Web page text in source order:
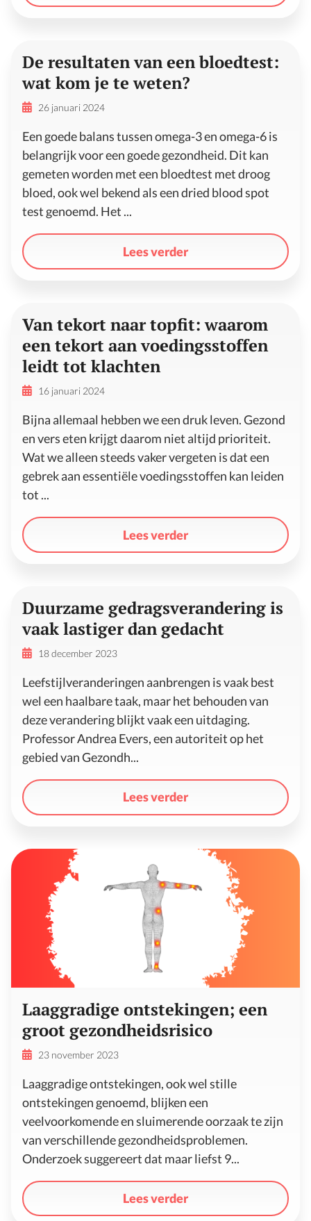
De resultaten van een bloedtest:
wat kom je te weten?
26 januari 2024
Een goede balans tussen omega-3 en omega-6 is
belangrijk voor een goede gezondheid. Dit kan
gemeten worden met een bloedtest met droog
bloed, ook wel bekend als een dried blood spot
test genoemd. Het ...
Lees verder
Van tekort naar topfit: waarom
een tekort aan voedingsstoffen
leidt tot klachten
16 januari 2024
Bijna allemaal hebben we een druk leven. Gezond
en vers eten krijgt daarom niet altijd prioriteit.
Wat we alleen steeds vaker vergeten is dat een
gebrek aan essentiële voedingsstoffen kan leiden
tot ...
Lees verder
Duurzame gedragsverandering is
vaak lastiger dan gedacht
18 december 2023
Leefstijlveranderingen aanbrengen is vaak best
wel een haalbare taak, maar het behouden van
deze verandering blijkt vaak een uitdaging.
Professor Andrea Evers, een autoriteit op het
gebied van Gezondh...
Lees verder
Laaggradige ontstekingen; een
groot gezondheidsrisico
23 november 2023
Laaggradige ontstekingen, ook wel stille
ontstekingen genoemd, blijken een
veelvoorkomende en sluimerende oorzaak te zijn
van verschillende gezondheidsproblemen.
Onderzoek suggereert dat maar liefst 9...
Lees verder